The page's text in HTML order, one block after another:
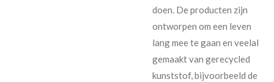
doen. De producten zijn
ontworpen om een leven
lang mee te gaan en veelal
gemaakt van gerecycled
kunststof, bijvoorbeeld de